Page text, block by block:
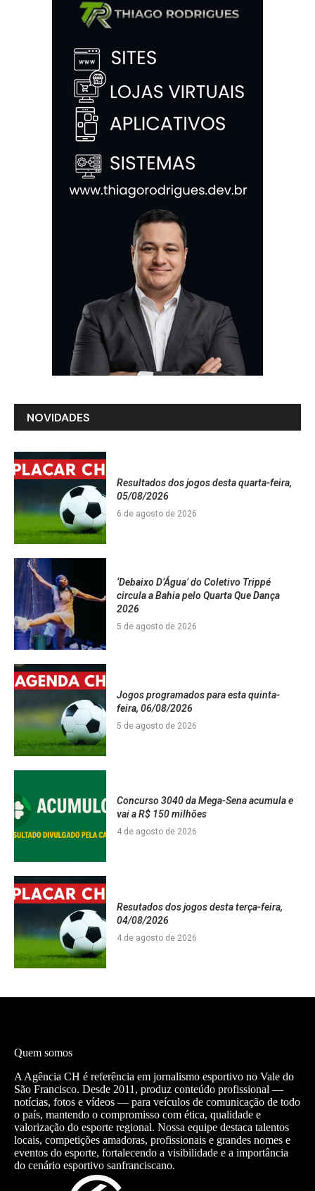
NOVIDADES
Resultados dos jogos desta quarta-feira,
05/08/2026
6 de agosto de 2026
‘Debaixo D’Água’ do Coletivo Trippé
circula a Bahia pelo Quarta Que Dança
2026
5 de agosto de 2026
Jogos programados para esta quinta-
feira, 06/08/2026
5 de agosto de 2026
Concurso 3040 da Mega-Sena acumula e
vai a R$ 150 milhões
4 de agosto de 2026
Resutados dos jogos desta terça-feira,
04/08/2026
4 de agosto de 2026
Quem somos
A Agência CH é referência em jornalismo esportivo no Vale do
São Francisco. Desde 2011, produz conteúdo profissional —
notícias, fotos e vídeos — para veículos de comunicação de todo
o país, mantendo o compromisso com ética, qualidade e
valorização do esporte regional. Nossa equipe destaca talentos
locais, competições amadoras, profissionais e grandes nomes e
eventos do esporte, fortalecendo a visibilidade e a importância
do cenário esportivo sanfranciscano.